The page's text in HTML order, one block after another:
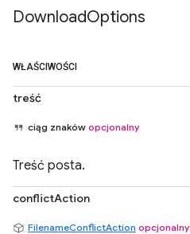
DownloadOptions
WŁAŚCIWOŚCI
treść
ciąg znaków opcjonalny
Treść posta.
conflictAction
FilenameConflictAction opcjonalny